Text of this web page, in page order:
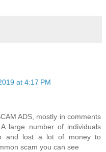
at 4:17 PM
ADS, mostly in comments
large number of individuals
and lost a lot of money to
scam you can see